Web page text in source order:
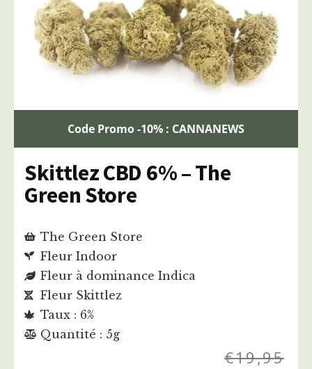
Code Promo -10% : CANNANEWS
Skittlez CBD 6% – The
Green Store
The Green Store
Fleur Indoor
Fleur à dominance Indica
Fleur Skittlez
Taux : 6%
Quantité : 5g
€19,95